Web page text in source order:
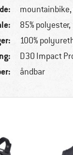
85% polyester,
100%
D3O Impact
åndbar